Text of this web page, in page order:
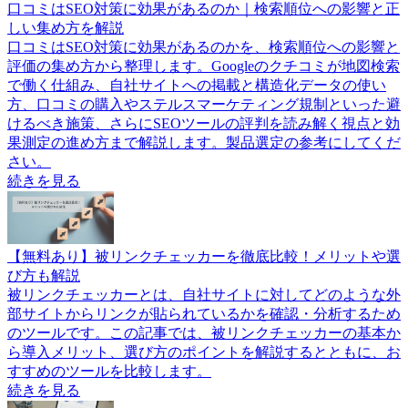
口コミはSEO対策に効果があるのか｜検索順位への影響と正
しい集め方を解説
口コミはSEO対策に効果があるのかを、検索順位への影響と
評価の集め方から整理します。Googleのクチコミが地図検索
で働く仕組み、自社サイトへの掲載と構造化データの使い
方、口コミの購入やステルスマーケティング規制といった避
けるべき施策、さらにSEOツールの評判を読み解く視点と効
果測定の進め方まで解説します。製品選定の参考にしてくだ
さい。
続きを見る
【無料あり】被リンクチェッカーを徹底比較！メリットや選
び方も解説
被リンクチェッカーとは、自社サイトに対してどのような外
部サイトからリンクが貼られているかを確認・分析するため
のツールです。この記事では、被リンクチェッカーの基本か
ら導入メリット、選び方のポイントを解説するとともに、お
すすめのツールを比較します。
続きを見る